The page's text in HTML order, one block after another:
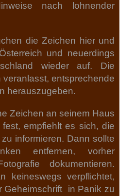
nach lohnender
die Zeichen hier und
und neuerdings
wieder auf. Die
veranlasst, entsprechende
herauszugeben.
Zeichen an seinem Haus
empfiehlt es sich, die
informieren. Dann sollte
entfernen, vorher
dokumentieren.
keineswegs verpflichtet,
Geheimschrift in Panik zu